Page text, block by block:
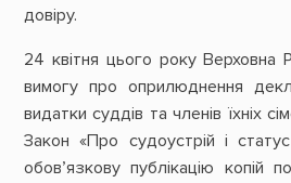
довіру.
24 квітня цього року Верховна
вимогу про оприлюднення
видатки суддів та членів їхніх
Закон «Про судоустрій і
обов’язкову публікацію копій